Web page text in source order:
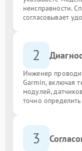
неисправности.
согласовывает
2
Инженер
Garmin, включая
модулей,
точно
3